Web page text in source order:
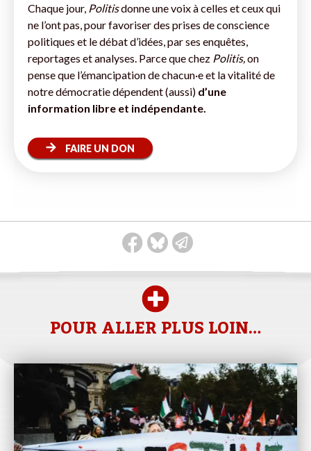
Chaque jour, Politisdonne une voix à celles et ceux qui
ne l’ont pas, pour favoriser des prises de conscience
politiques et le débat d’idées, par ses enquêtes,
reportages et analyses. Parce que chez Politis, on
pense que l’émancipation de chacun·e et la vitalité de
notre démocratie dépendent (aussi) d’une
information libre et indépendante.
FAIRE UN DON
POUR ALLER PLUS LOIN…